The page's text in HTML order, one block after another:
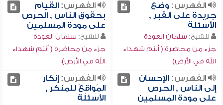
الفهرس: وضع
جريدة على القبر ,
الأسئلة
للشيخ: سلمان العودة
جزء من محاضرة ( أنتم شهداء
الله في الأرض)
الفهرس:القيام
بحقوق الناس , الحرص
على مودة المسلمين
للشيخ: سلمان العودة
جزء من محاضرة ( أنتم شهداء
الله في الأرض)
الفهرس:الإحسان
إلى الناس , الحرص
على مودة المسلمين
الفهرس:إنكار
المُواقِعْ للمنكر ,
الأسئلة